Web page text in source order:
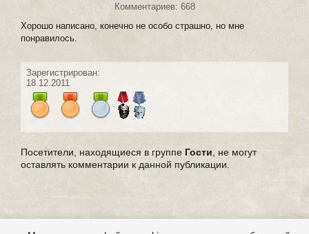
Комментариев: 668
Хорошо написано, конечно не особо страшно, но мне
понравилось.
Зарегистрирован:
18.12.2011
Посетители, находящиеся в группе Гости , не могут
оставлять комментарии к данной публикации.